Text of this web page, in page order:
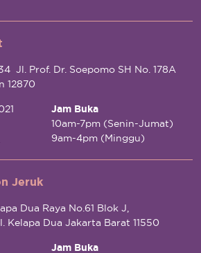
Jl. Prof. Dr. Soepomo SH No. 178A
12870
Jam Buka
10am-7pm (Senin-Jumat)
9am-4pm (Minggu)
Jeruk
Dua Raya No.61 Blok J,
Kelapa Dua Jakarta Barat 11550
Jam Buka